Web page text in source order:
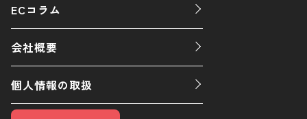
ECコラム
会社概要
個人情報の取扱